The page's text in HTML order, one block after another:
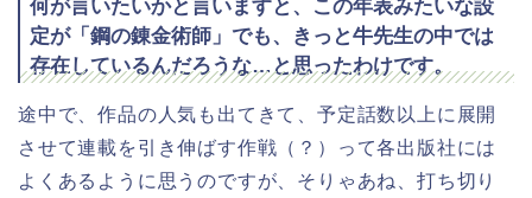
何が言いたいかと言いますと、この年表みたいな設
定が「鋼の錬金術師」でも、きっと牛先生の中では
存在しているんだろうな…と思ったわけです。
途中で、作品の人気も出てきて、予定話数以上に展開
させて連載を引き伸ばす作戦（？）って各出版社には
よくあるように思うのですが、そりゃあね、打ち切り